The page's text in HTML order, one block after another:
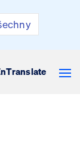
Translate